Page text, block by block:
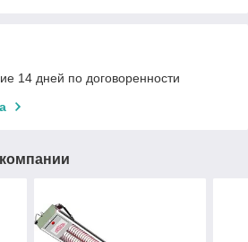
14 дней по договоренности